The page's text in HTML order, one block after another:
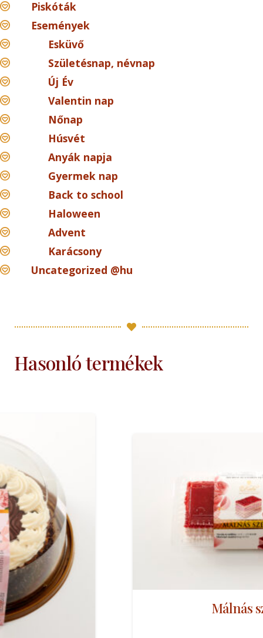
Piskóták
Események
Esküvő
Születésnap, névnap
Új Év
Valentin nap
Nőnap
Húsvét
Anyák napja
Gyermek nap
Back to school
Haloween
Advent
Karácsony
Uncategorized @hu
Hasonló termékek
Málnás szelet